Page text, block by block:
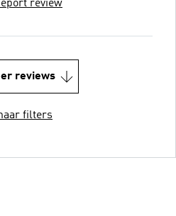
review
reviews
filters